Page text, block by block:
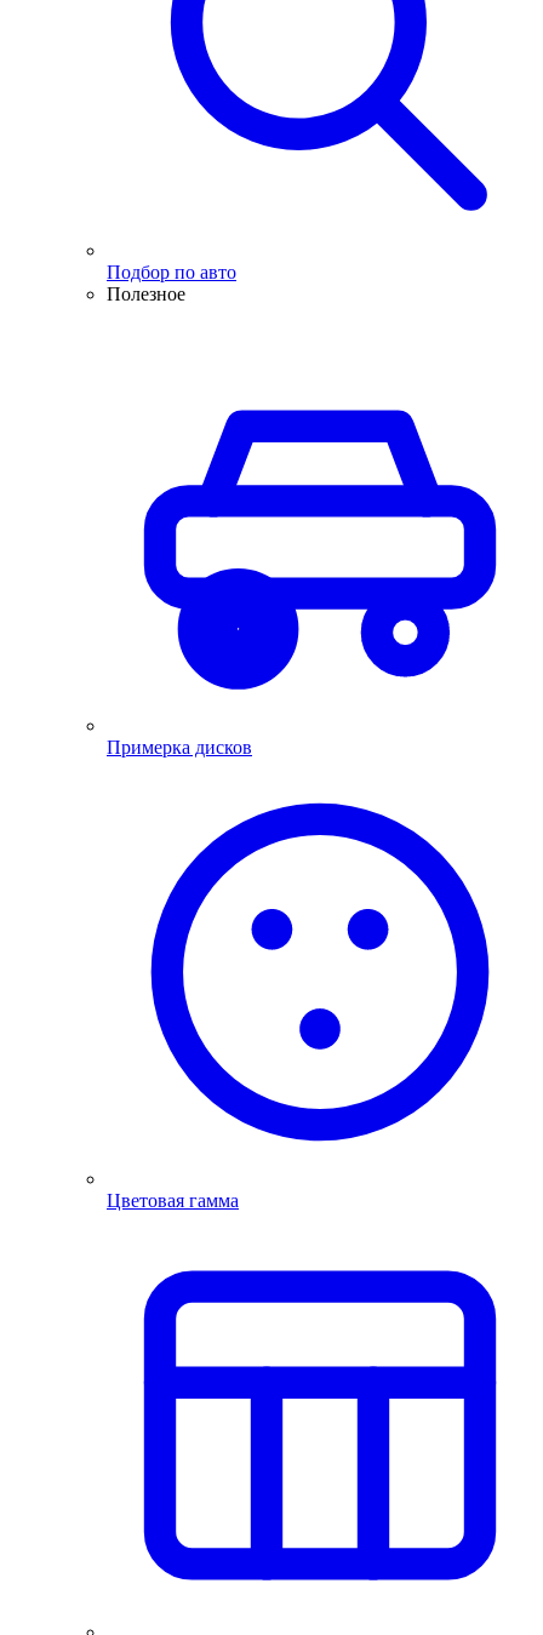
Подбор по авто
Полезное
Примерка дисков
Цветовая гамма